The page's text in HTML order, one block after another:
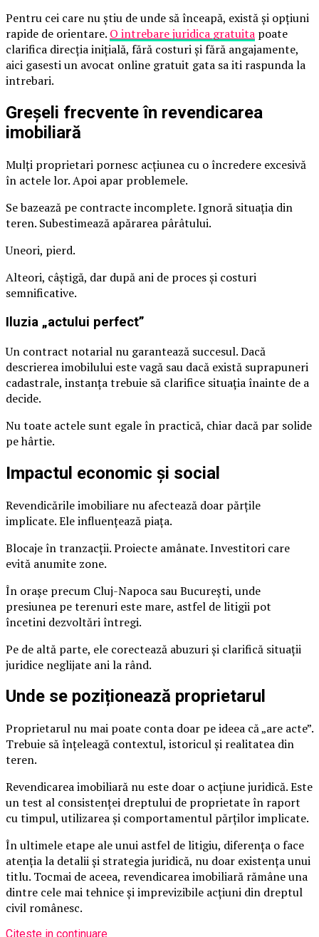
Pentru cei care nu știu de unde să înceapă, există și opțiuni
rapide de orientare. O intrebare juridica gratuita poate
clarifica direcția inițială, fără costuri și fără angajamente,
aici gasesti un avocat online gratuit gata sa iti raspunda la
intrebari.
Greșeli frecvente în revendicarea
imobiliară
Mulți proprietari pornesc acțiunea cu o încredere excesivă
în actele lor. Apoi apar problemele.
Se bazează pe contracte incomplete. Ignoră situația din
teren. Subestimează apărarea pârâtului.
Uneori, pierd.
Alteori, câștigă, dar după ani de proces și costuri
semnificative.
Iluzia „actului perfect”
Un contract notarial nu garantează succesul. Dacă
descrierea imobilului este vagă sau dacă există suprapuneri
cadastrale, instanța trebuie să clarifice situația înainte de a
decide.
Nu toate actele sunt egale în practică, chiar dacă par solide
pe hârtie.
Impactul economic și social
Revendicările imobiliare nu afectează doar părțile
implicate. Ele influențează piața.
Blocaje în tranzacții. Proiecte amânate. Investitori care
evită anumite zone.
În orașe precum Cluj-Napoca sau București, unde
presiunea pe terenuri este mare, astfel de litigii pot
încetini dezvoltări întregi.
Pe de altă parte, ele corectează abuzuri și clarifică situații
juridice neglijate ani la rând.
Unde se poziționează proprietarul
Proprietarul nu mai poate conta doar pe ideea că „are acte”.
Trebuie să înțeleagă contextul, istoricul și realitatea din
teren.
Revendicarea imobiliară nu este doar o acțiune juridică. Este
un test al consistenței dreptului de proprietate în raport
cu timpul, utilizarea și comportamentul părților implicate.
În ultimele etape ale unui astfel de litigiu, diferența o face
atenția la detalii și strategia juridică, nu doar existența unui
titlu. Tocmai de aceea, revendicarea imobiliară rămâne una
dintre cele mai tehnice și imprevizibile acțiuni din dreptul
civil românesc.
Citeste in continuare